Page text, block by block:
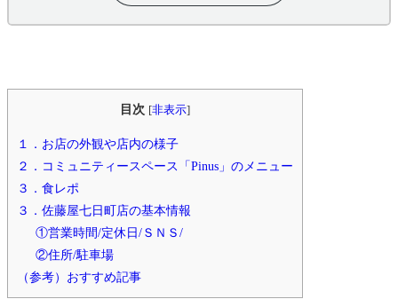
目次 [非表示]
１．お店の外観や店内の様子
２．コミュニティースペース「Pinus」のメニュー
３．食レポ
３．佐藤屋七日町店の基本情報
①営業時間/定休日/ＳＮＳ/
②住所/駐車場
（参考）おすすめ記事